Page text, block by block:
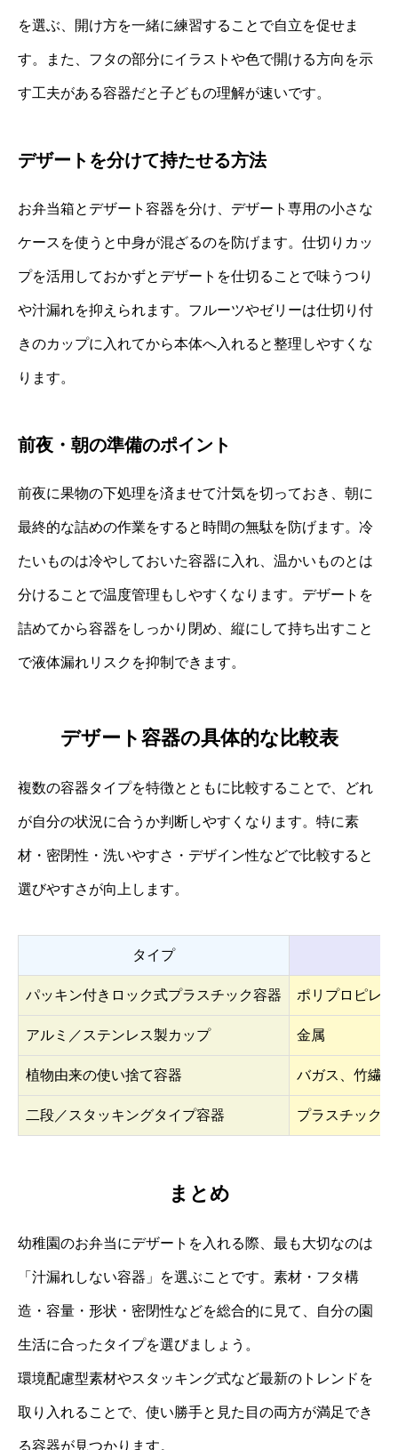
を選ぶ、開け方を一緒に練習することで自立を促せま
す。また、フタの部分にイラストや色で開ける方向を示
す工夫がある容器だと子どもの理解が速いです。
デザートを分けて持たせる方法
お弁当箱とデザート容器を分け、デザート専用の小さな
ケースを使うと中身が混ざるのを防げます。仕切りカッ
プを活用しておかずとデザートを仕切ることで味うつり
や汁漏れを抑えられます。フルーツやゼリーは仕切り付
きのカップに入れてから本体へ入れると整理しやすくな
ります。
前夜・朝の準備のポイント
前夜に果物の下処理を済ませて汁気を切っておき、朝に
最終的な詰めの作業をすると時間の無駄を防げます。冷
たいものは冷やしておいた容器に入れ、温かいものとは
分けることで温度管理もしやすくなります。デザートを
詰めてから容器をしっかり閉め、縦にして持ち出すこと
で液体漏れリスクを抑制できます。
デザート容器の具体的な比較表
複数の容器タイプを特徴とともに比較することで、どれ
が自分の状況に合うか判断しやすくなります。特に素
材・密閉性・洗いやすさ・デザイン性などで比較すると
選びやすさが向上します。
タイプ
パッキン付きロック式プラスチック容器 ポリプロピレ
アルミ／ステンレス製カップ 金属
植物由来の使い捨て容器 バガス、竹繊
二段／スタッキングタイプ容器 プラスチック
まとめ
幼稚園のお弁当にデザートを入れる際、最も大切なのは
「汁漏れしない容器」を選ぶことです。素材・フタ構
造・容量・形状・密閉性などを総合的に見て、自分の園
生活に合ったタイプを選びましょう。
環境配慮型素材やスタッキング式など最新のトレンドを
取り入れることで、使い勝手と見た目の両方が満足でき
る容器が見つかります。